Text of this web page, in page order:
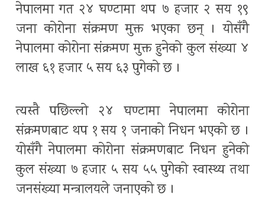
नेपालमा गत २४ घण्टामा थप ७ हजार २ सय १९
जना कोरोना संक्रमण मुक्त भएका छन् । योसँगै
नेपालमा कोरोना संक्रमण मुक्त हुनेको कुल संख्या ४
लाख ६१ हजार ५ सय ६३ पुगेको छ ।
त्यस्तै पछिल्लो २४ घण्टामा नेपालमा कोरोना
संक्रमणबाट थप १ सय १ जनाको निधन भएको छ ।
योसँगै नेपालमा कोरोना संक्रमणबाट निधन हुनेको
कुल संख्या ७ हजार ५ सय ५५ पुगेको स्वास्थ्य तथा
जनसंख्या मन्त्रालयले जनाएको छ ।